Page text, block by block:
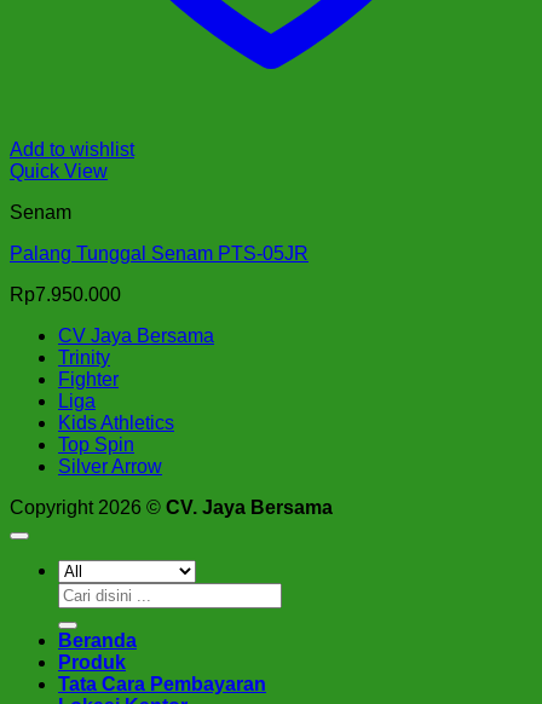
Add to wishlist
Quick View
Senam
Palang Tunggal Senam PTS-05JR
Rp7.950.000
CV Jaya Bersama
Trinity
Fighter
Liga
Kids Athletics
Top Spin
Silver Arrow
Copyright 2026 © CV. Jaya Bersama
Pencarian
untuk:
Beranda
Produk
Tata Cara Pembayaran